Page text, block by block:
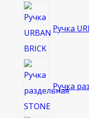
Ручка
Ручка